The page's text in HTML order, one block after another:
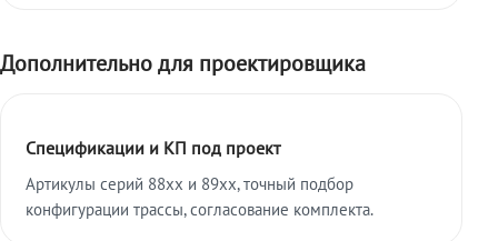
Дополнительно для проектировщика
Спецификации и КП под проект
Артикулы серий 88xx и 89xx, точный подбор
конфигурации трассы, согласование комплекта.